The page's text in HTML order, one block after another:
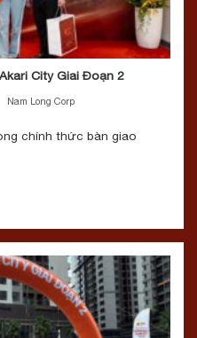
City Giai Đoạn 2
Nam Long Corp
chính thức bàn giao